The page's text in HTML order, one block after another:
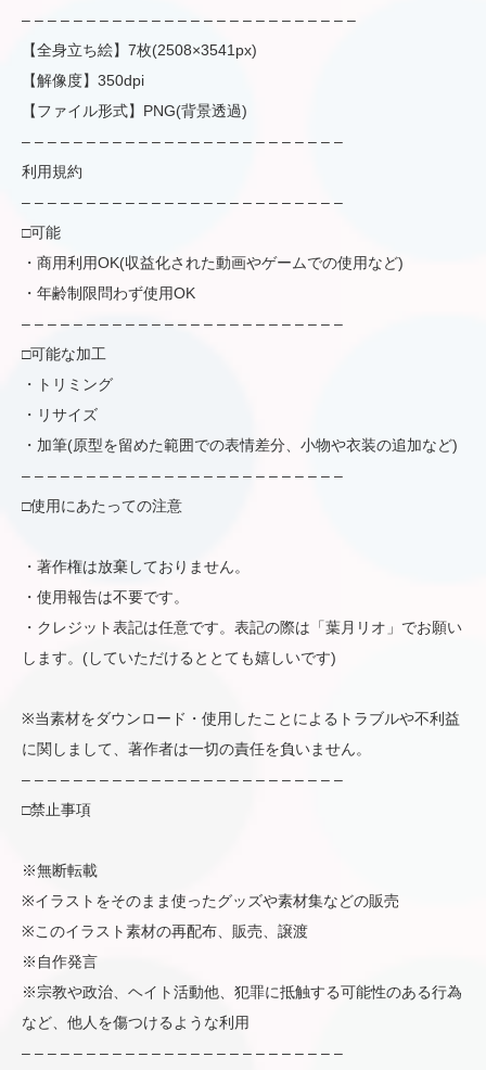
– – – – – – – – – – – – – – – – – – – – – – – – – –
【全身立ち絵】7枚(2508×3541px)
【解像度】350dpi
【ファイル形式】PNG(背景透過)
– – – – – – – – – – – – – – – – – – – – – – – – –
利用規約
– – – – – – – – – – – – – – – – – – – – – – – – –
□可能
・商用利用OK(収益化された動画やゲームでの使用など)
・年齢制限問わず使用OK
– – – – – – – – – – – – – – – – – – – – – – – – –
□可能な加工
・トリミング
・リサイズ
・加筆(原型を留めた範囲での表情差分、小物や衣装の追加など)
– – – – – – – – – – – – – – – – – – – – – – – – –
□使用にあたっての注意
・著作権は放棄しておりません。
・使用報告は不要です。
・クレジット表記は任意です。表記の際は「葉月リオ」でお願い
します。(していただけるととても嬉しいです)
※当素材をダウンロード・使用したことによるトラブルや不利益
に関しまして、著作者は一切の責任を負いません。
– – – – – – – – – – – – – – – – – – – – – – – – –
□禁止事項
※無断転載
※イラストをそのまま使ったグッズや素材集などの販売
※このイラスト素材の再配布、販売、譲渡
※自作発言
※宗教や政治、ヘイト活動他、犯罪に抵触する可能性のある行為
など、他人を傷つけるような利用
– – – – – – – – – – – – – – – – – – – – – – – – –